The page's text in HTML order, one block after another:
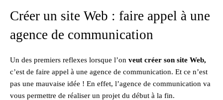
Créer un site Web : faire appel à une
agence de communication
Un des premiers reflexes lorsque l’on veut créer son site Web,
c’est de faire appel à une agence de communication. Et ce n’est
pas une mauvaise idée ! En effet, l’agence de communication va
vous permettre de réaliser un projet du début à la fin.